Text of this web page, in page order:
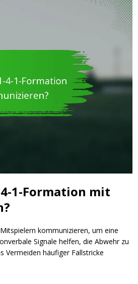
1-Formation mit
kommunizieren, um eine
Signale helfen, die Abwehr zu
Vermeiden häufiger Fallstricke